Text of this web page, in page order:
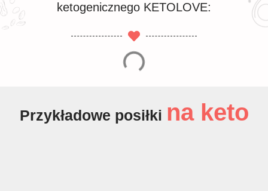
ketogenicznego KETOLOVE:
Przykładowe posiłki na keto